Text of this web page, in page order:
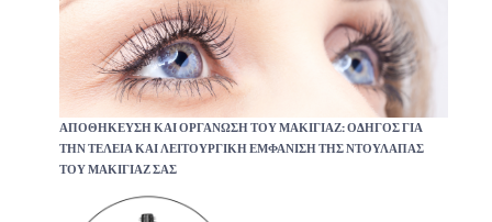
ΑΠΟΘΉΚΕΥΣΗ ΚΑΙ ΟΡΓΆΝΩΣΗ ΤΟΥ ΜΑΚΙΓΙΆΖ: ΟΔΗΓΌΣ ΓΙΑ
ΤΗΝ ΤΈΛΕΙΑ ΚΑΙ ΛΕΙΤΟΥΡΓΙΚΉ ΕΜΦΆΝΙΣΗ ΤΗΣ ΝΤΟΥΛΆΠΑΣ
ΤΟΥ ΜΑΚΙΓΙΆΖ ΣΑΣ